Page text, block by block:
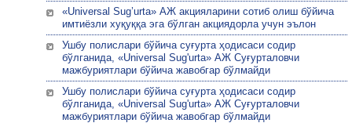
«Universal Sug’urta» АЖ акцияларини сотиб олиш бўйича
имтиёзли хуқуққа эга бўлган акциядорла учун эълон
Ушбу полислари бўйича суғурта ҳодисаси содир
бўлганида, «Universal Sug'urta» АЖ Суғурталовчи
мажбуриятлари бўйича жавобгар бўлмайди
Ушбу полислари бўйича суғурта ҳодисаси содир
бўлганида, «Universal Sug'urta» АЖ Суғурталовчи
мажбуриятлари бўйича жавобгар бўлмайди